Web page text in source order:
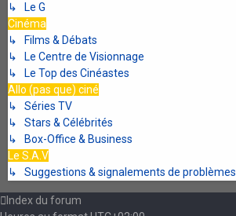
↳ Le G
Cinéma
↳ Films & Débats
↳ Le Centre de Visionnage
↳ Le Top des Cinéastes
Allo (pas que) ciné
↳ Séries TV
↳ Stars & Célébrités
↳ Box-Office & Business
Le S.A.V
↳ Suggestions & signalements de problèmes
Index du forum